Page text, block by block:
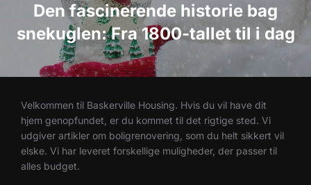
Den fascinerende historie bag
snekuglen: Fra 1800-tallet til i dag
Velkommen til Baskerville Housing. Hvis du vil have dit
hjem genopfundet, er du kommet til det rigtige sted. Vi
udgiver artikler om boligrenovering, som du helt sikkert vil
elske. Vi har leveret forskellige muligheder, der passer til
alles budget.